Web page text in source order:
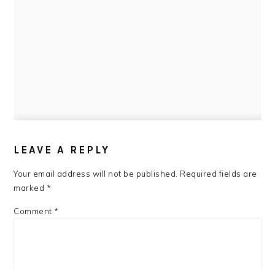
INTERACTIONS
LEAVE A REPLY
Your email address will not be published. Required fields are
marked *
Comment *